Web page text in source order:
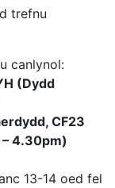
trefnu
canlynol:
(Dydd
CF23
4.30pm)
13-14 oed fel